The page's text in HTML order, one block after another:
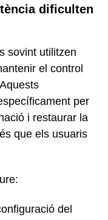
dificulten
sovint utilitzen
el control
per
i restaurar la
que els usuaris
del